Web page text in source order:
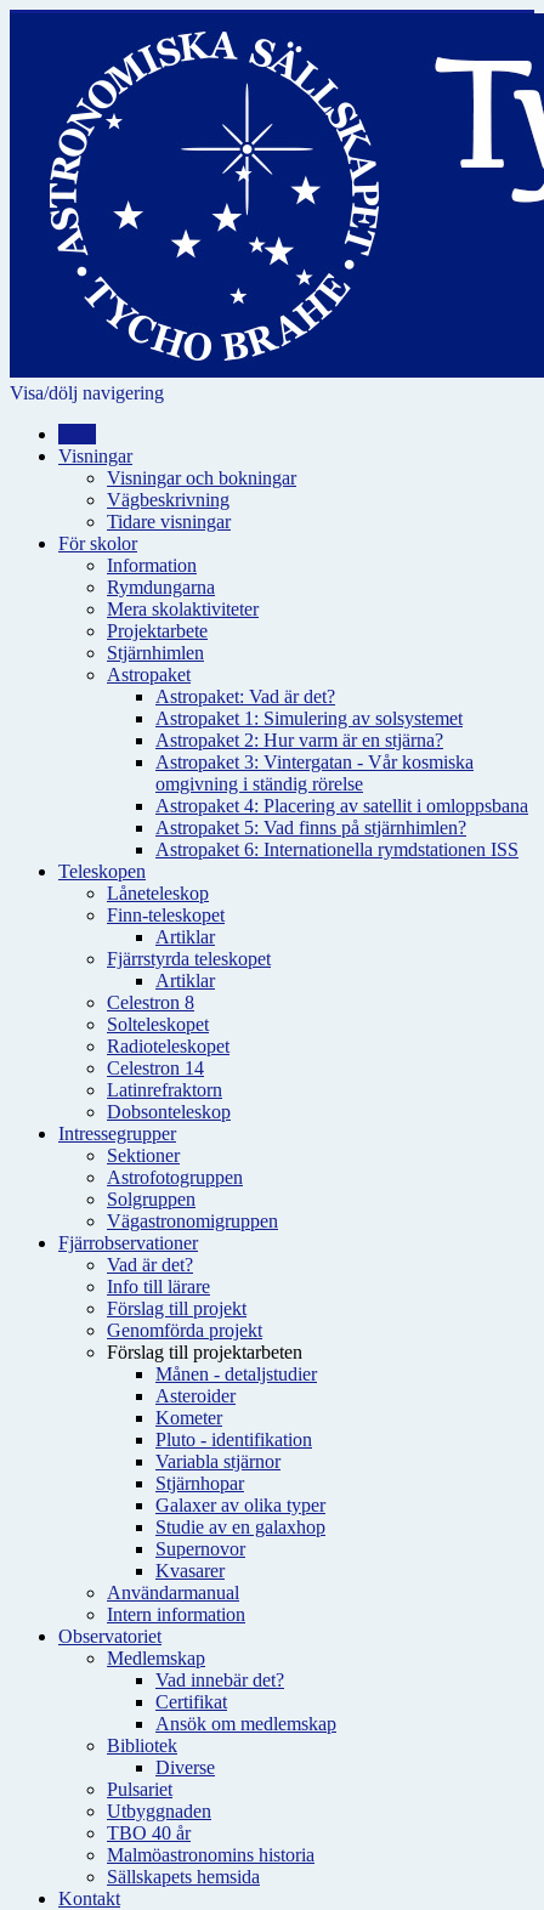
Visa/dölj navigering
Visningar
Visningar och bokningar
Vägbeskrivning
Tidare visningar
För skolor
Information
Rymdungarna
Mera skolaktiviteter
Projektarbete
Stjärnhimlen
Astropaket
Astropaket: Vad är det?
Astropaket 1: Simulering av solsystemet
Astropaket 2: Hur varm är en stjärna?
Astropaket 3: Vintergatan - Vår kosmiska
omgivning i ständig rörelse
Astropaket 4: Placering av satellit i omloppsbana
Astropaket 5: Vad finns på stjärnhimlen?
Astropaket 6: Internationella rymdstationen ISS
Teleskopen
Låneteleskop
Finn-teleskopet
Artiklar
Fjärrstyrda teleskopet
Artiklar
Celestron 8
Solteleskopet
Radioteleskopet
Celestron 14
Latinrefraktorn
Dobsonteleskop
Intressegrupper
Sektioner
Astrofotogruppen
Solgruppen
Vägastronomigruppen
Fjärrobservationer
Vad är det?
Info till lärare
Förslag till projekt
Genomförda projekt
Förslag till projektarbeten
Månen - detaljstudier
Asteroider
Kometer
Pluto - identifikation
Variabla stjärnor
Stjärnhopar
Galaxer av olika typer
Studie av en galaxhop
Supernovor
Kvasarer
Användarmanual
Intern information
Observatoriet
Medlemskap
Vad innebär det?
Certifikat
Ansök om medlemskap
Bibliotek
Diverse
Pulsariet
Utbyggnaden
TBO 40 år
Malmöastronomins historia
Sällskapets hemsida
Kontakt